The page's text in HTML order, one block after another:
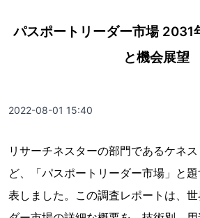
パスポートリーダー市場 2031
と機会展望
2022-08-01 15:40
リサーチネスターの部門であるケネ
ど、「パスポートリーダー市場」と
表しました。この調査レポートは、